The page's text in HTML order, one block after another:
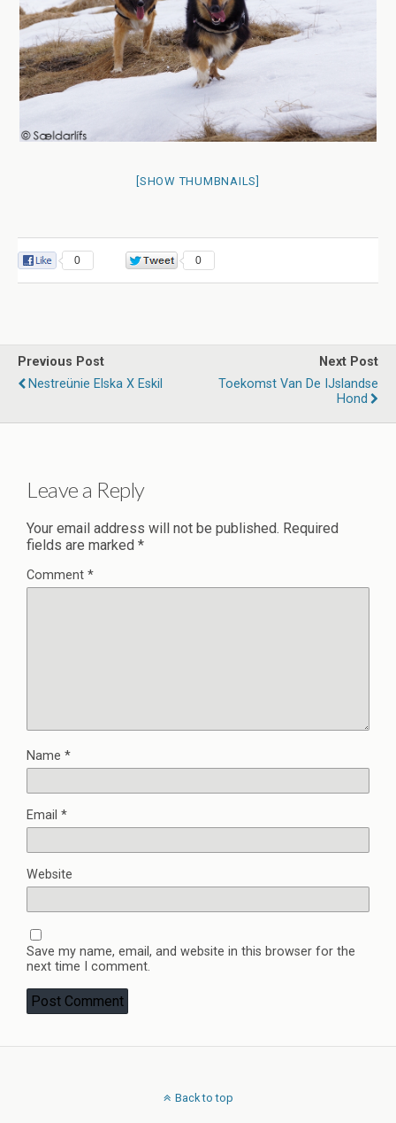
[SHOW THUMBNAILS]
0 0
Previous Post
Nestreünie Elska X Eskil
Next Post
Toekomst Van De IJslandse
Hond
Leave a Reply
Your email address will not be published. Required
fields are marked *
Comment *
Name *
Email *
Website
Save my name, email, and website in this browser for the
next time I comment.
Back to top